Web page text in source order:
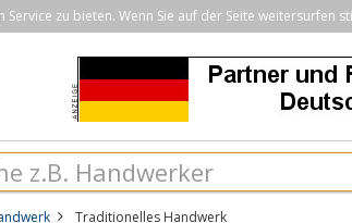
zu bieten. Wenn Sie auf der Seite weitersurfen
Traditionelles Handwerk